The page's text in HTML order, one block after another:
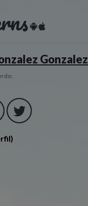
Gonzalez